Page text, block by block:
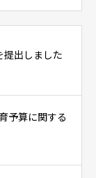
提出しました
予算に関する